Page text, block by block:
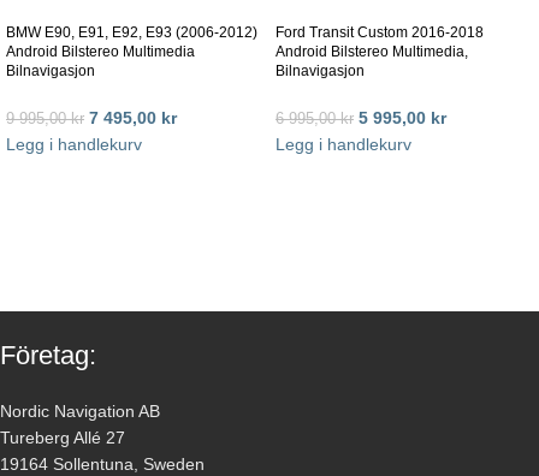
BMW E90, E91, E92, E93 (2006-2012)
Android Bilstereo Multimedia
Bilnavigasjon
9 995,00kr 7 495,00 kr
Legg i handlekurv
Ford Transit Custom 2016-2018
Android Bilstereo Multimedia,
Bilnavigasjon
6 995,00kr 5 995,00 kr
Legg i handlekurv
Företag:
Nordic Navigation AB
Tureberg Allé 27
19164 Sollentuna, Sweden